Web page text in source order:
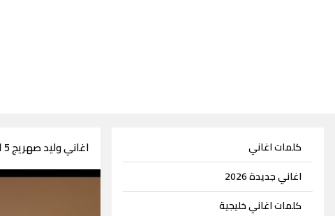
كلمات اغاني
اغاني جديدة 2026
كلمات اغاني خليجية
اغاني وليد صهريج 5 اغنية